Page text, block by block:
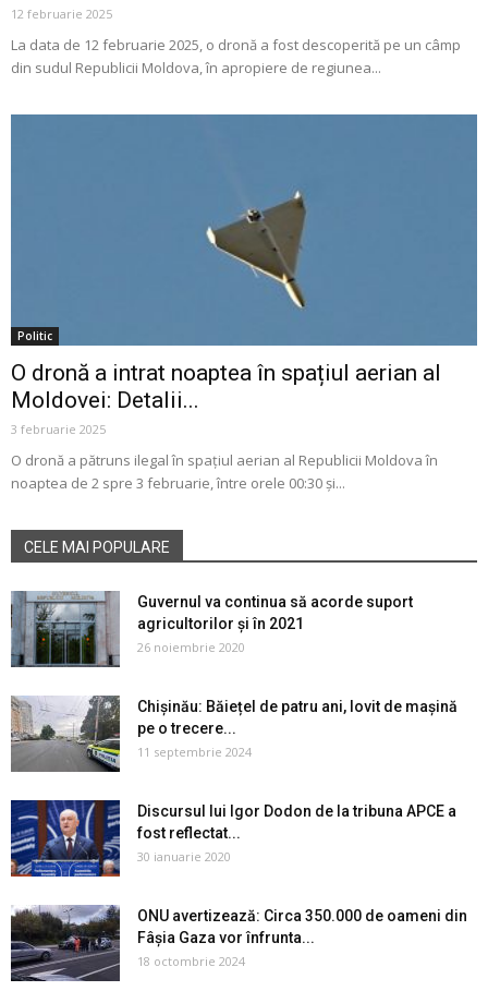
12 februarie 2025
La data de 12 februarie 2025, o dronă a fost descoperită pe un câmp
din sudul Republicii Moldova, în apropiere de regiunea...
Politic
O dronă a intrat noaptea în spațiul aerian al
Moldovei: Detalii...
3 februarie 2025
O dronă a pătruns ilegal în spațiul aerian al Republicii Moldova în
noaptea de 2 spre 3 februarie, între orele 00:30 și...
CELE MAI POPULARE
Guvernul va continua să acorde suport
agricultorilor și în 2021
26 noiembrie 2020
Chișinău: Băiețel de patru ani, lovit de mașină
pe o trecere...
11 septembrie 2024
Discursul lui Igor Dodon de la tribuna APCE a
fost reflectat...
30 ianuarie 2020
ONU avertizează: Circa 350.000 de oameni din
Fâșia Gaza vor înfrunta...
18 octombrie 2024